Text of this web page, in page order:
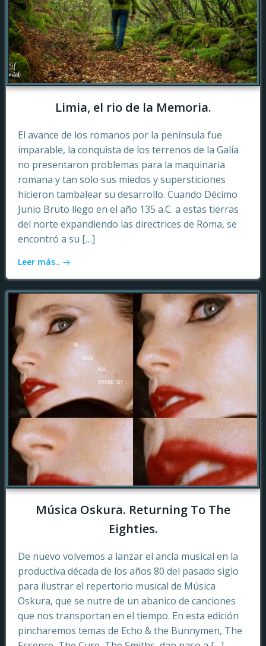
Limia, el rio de la Memoria.
El avance de los romanos por la península fue
imparable, la conquista de los terrenos de la Galia
no presentaron problemas para la maquinaria
romana y tan solo sus miedos y supersticiones
hicieron tambalear su desarrollo. Cuando Décimo
Junio Bruto llego en el año 135 a.C. a estas tierras
del norte expandiendo las directrices de Roma, se
encontró a su […]
Leer más..
Música Oskura. Returning To The
Eighties.
De nuevo volvemos a lanzar el ancla musical en la
productiva década de los años 80 del pasado siglo
para ilustrar el repertorio musical de Música
Oskura, que se nutre de un abanico de canciones
que nos transportan en el tiempo. En esta edición
pincharemos temas de Echo & the Bunnymen, The